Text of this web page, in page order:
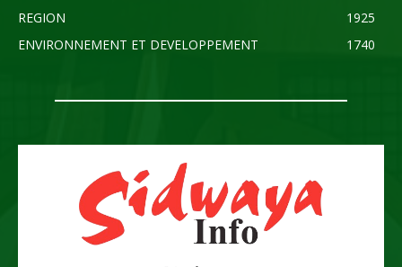
REGION
1925
ENVIRONNEMENT ET DEVELOPPEMENT
1740